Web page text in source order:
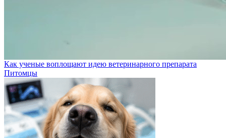
Как ученые воплощают идею ветеринарного препарата
Питомцы